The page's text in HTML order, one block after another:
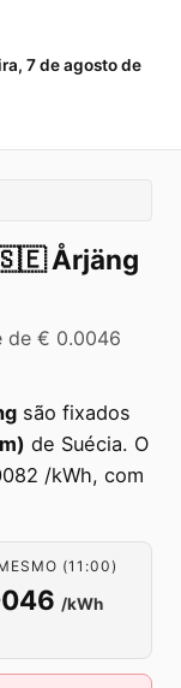
7 de agosto de
Årjäng
de € 0.0046
são fixados
de Suécia. O
/kWh, com
(11:00)
/kWh